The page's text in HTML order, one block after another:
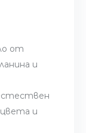
от
и
и